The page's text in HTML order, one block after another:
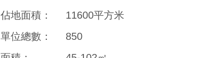
佔地面積：
11600平方米
單位總數：
850